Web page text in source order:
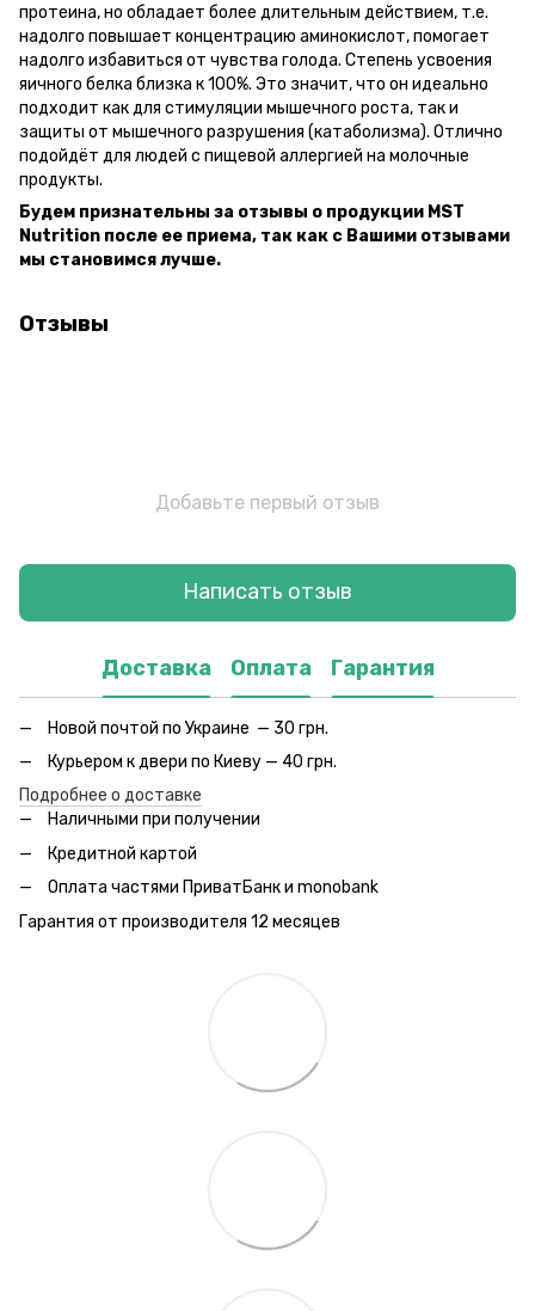
протеина, но обладает более длительным действием, т.е.
надолго повышает концентрацию аминокислот, помогает
надолго избавиться от чувства голода. Степень усвоения
яичного белка близка к 100%. Это значит, что он идеально
подходит как для стимуляции мышечного роста, так и
защиты от мышечного разрушения (катаболизма). Отлично
подойдёт для людей с пищевой аллергией на молочные
продукты.
Будем признательны за отзывы о продукции MST
Nutrition после ее приема, так как с Вашими отзывами
мы становимся лучше.
Отзывы
Добавьте первый отзыв
Написать отзыв
Доставка Оплата Гарантия
Новой почтой по Украине — 30 грн.
Курьером к двери по Киеву — 40 грн.
Подробнее о доставке
Наличными при получении
Кредитной картой
Оплата частями ПриватБанк и monobank
Гарантия от производителя 12 месяцев